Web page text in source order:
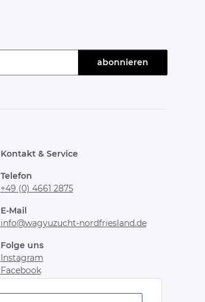
abonnieren
Kontakt & Service
Telefon
+49 (0) 4661 2875
E-Mail
info@wagyuzucht-nordfriesland.de
Folge uns
Instagram
Facebook